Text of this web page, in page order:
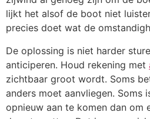
lijkt het alsof de boot niet
precies doet wat de
De oplossing is niet harder
anticiperen. Houd rekening met
zichtbaar groot wordt. Soms
anders moet aanvliegen. Soms
opnieuw aan te komen dan om